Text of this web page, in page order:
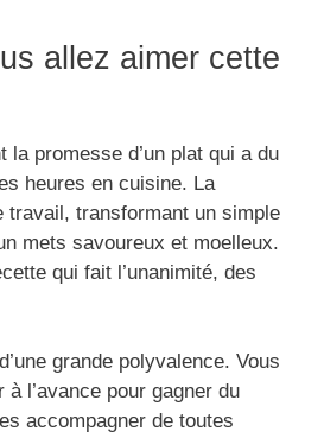
allez aimer cette
la promesse d’un plat qui a du
heures en cuisine. La
travail, transformant un simple
mets savoureux et moelleux.
qui fait l’unanimité, des
grande polyvalence. Vous
l’avance pour gagner du
accompagner de toutes